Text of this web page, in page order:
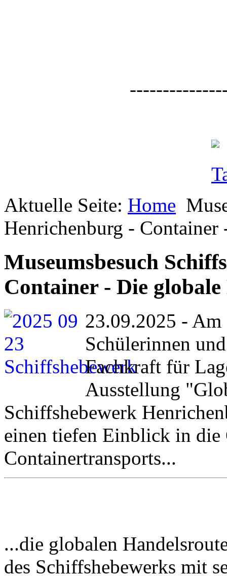
Aktuelle Seite: Home
Henrichenburg -
Museumsbesuch
Container - Die globale
23.09.2025 - Am
Schülerinnen
Fachkraft für
Ausstellung
Schiffshebewerk
einen tiefen Einblick in die
Containertransports...
...die globalen
des Schiffshebewerks mit